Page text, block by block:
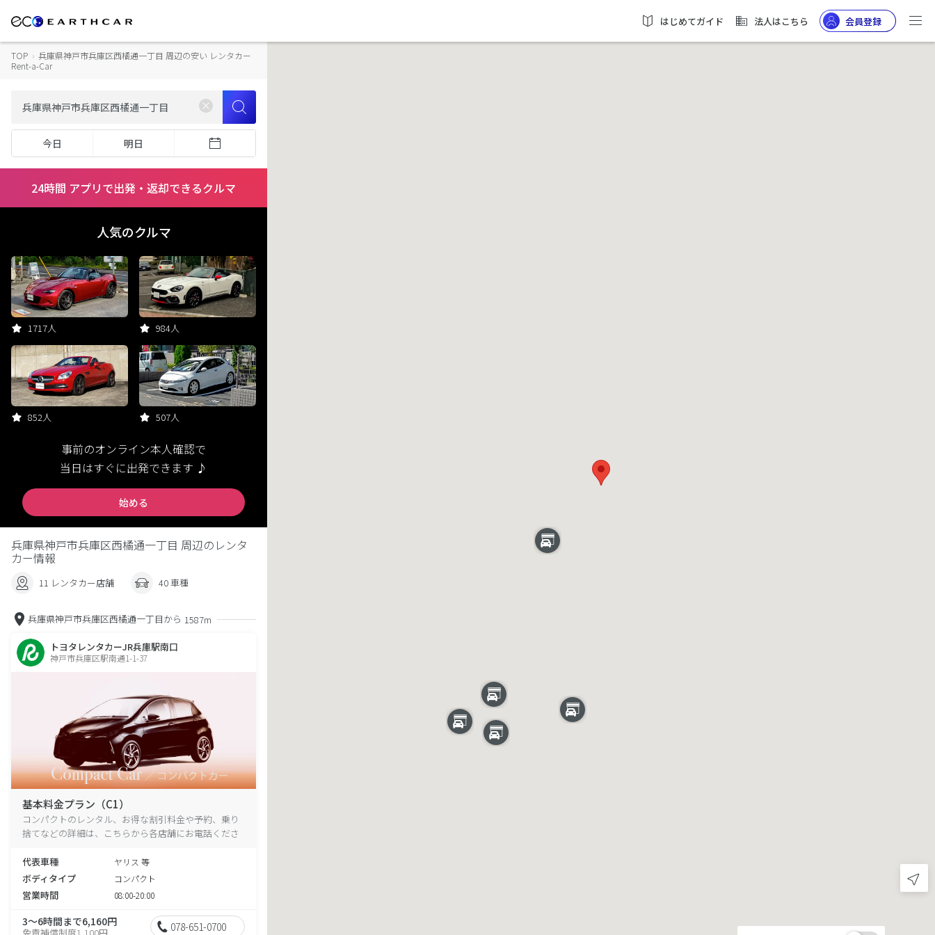
はじめてガイド 法人はこちら 会員登録
TOP › 兵庫県神戸市兵庫区西橘通一丁目 周辺の安い レンタカー
Rent-a-Car
今日 明日
24時間 アプリで出発・返却できるクルマ
人気のクルマ
1717人 984人
852人 507人
事前のオンライン本人確認で
当日はすぐに出発できます ♪
始める
兵庫県神戸市兵庫区西橘通一丁目 周辺のレンタ
カー情報
11 レンタカー店舗 40 車種
兵庫県神戸市兵庫区西橘通一丁目から 1587m
トヨタレンタカーJR兵庫駅南口
神戸市兵庫区駅南通1-1-37
基本料金プラン（C1）
コンパクトのレンタル、お得な割引料金や予約、乗り
捨てなどの詳細は、こちらから各店舗にお電話くださ
代表車種
ヤリス 等
ボディタイプ コンパクト
営業時間 08:00-20:00
3～6時間まで6,160円
免責補償制度1,100円 078-651-0700